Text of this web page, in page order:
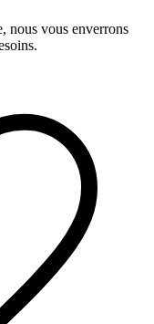
nous vous enverrons